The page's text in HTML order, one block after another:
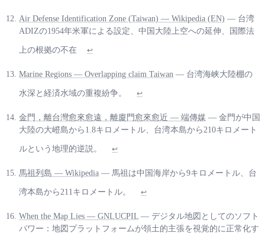
Air Defense Identification Zone (Taiwan) — Wikipedia (EN) — 台湾
ADIZの1954年米軍による設定、中国大陸上空への延伸、国際法
上の根拠の不在 ↩
Marine Regions — Overlapping claim Taiwan — 台湾海峡大陸棚の
水深と経済水域の重複紛争。 ↩
金門，離台灣愈來愈遠，離廈門愈來愈近 — 端傳媒 — 金門が中国
大陸の大嶝島から1.8キロメートル、台湾本島から210キロメート
ルという地理的逆説。 ↩
馬祖列島 — Wikipedia — 馬祖は中国海岸から9キロメートル、台
湾本島から211キロメートル。 ↩
When the Map Lies — GNLUCPIL — デジタル地図としてのソフト
パワー：地図プラットフォームが領土的主張を視覚的に正常化す